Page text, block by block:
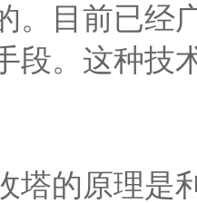
。目前已经
段。这种技
的原理是利